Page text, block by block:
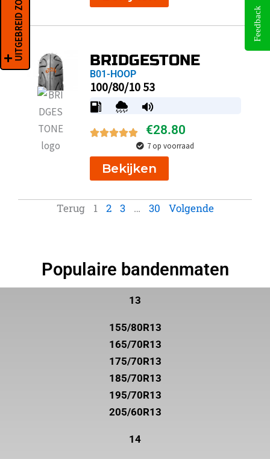
BRIDGESTONE
B01-HOOP
100/80/10 53
€28.80
7 op voorraad
Bekijken
Terug 1 2 3 … 30 Volgende
Populaire bandenmaten
13
155/80R13
165/70R13
175/70R13
185/70R13
195/70R13
205/60R13
14
UITGEBREID ZOEKEN Feedback